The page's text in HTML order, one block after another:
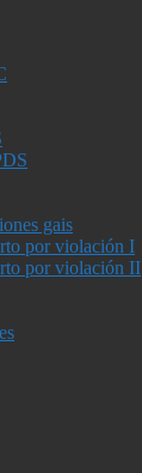
gais
por violación I
por violación II